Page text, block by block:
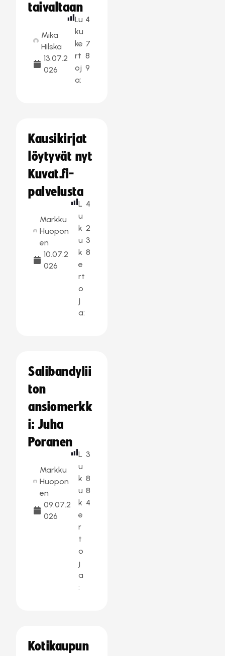
taivaltaan
Mika
Hilska
13.07.2
026
Lu
ku
ke
rt
oj
a:
4
7
8
9
Kausikirjat
löytyvät nyt
Kuvat.fi-
palvelusta
Markku
Huopon
en
10.07.2
026
L
u
k
u
k
e
rt
o
j
a:
4
2
3
8
Salibandylii
ton
ansiomerkk
i: Juha
Poranen
Markku
Huopon
en
09.07.2
026
L
u
k
u
k
e
r
t
o
j
a
:
3
8
8
4
Kotikaupun